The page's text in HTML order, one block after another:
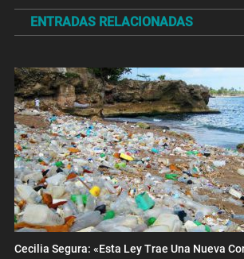
entradas
ENTRADAS RELACIONADAS
Cecilia Segura: «Esta Ley Trae Una Nueva